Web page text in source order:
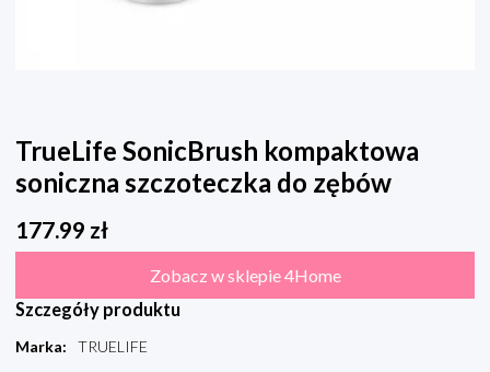
TrueLife SonicBrush kompaktowa
soniczna szczoteczka do zębów
177.99 zł
Zobacz w sklepie 4Home
Szczegóły produktu
Marka:
TRUELIFE